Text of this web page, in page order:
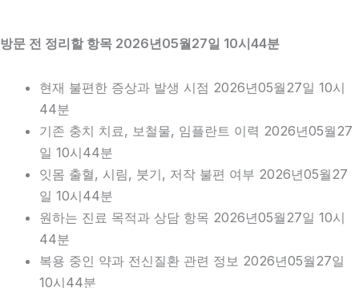
방문 전 정리할 항목 2026년05월27일 10시44분
현재 불편한 증상과 발생 시점 2026년05월27일 10시
44분
기존 충치 치료, 보철물, 임플란트 이력 2026년05월27
일 10시44분
잇몸 출혈, 시림, 붓기, 저작 불편 여부 2026년05월27
일 10시44분
원하는 진료 목적과 상담 항목 2026년05월27일 10시
44분
복용 중인 약과 전신질환 관련 정보 2026년05월27일
10시44분